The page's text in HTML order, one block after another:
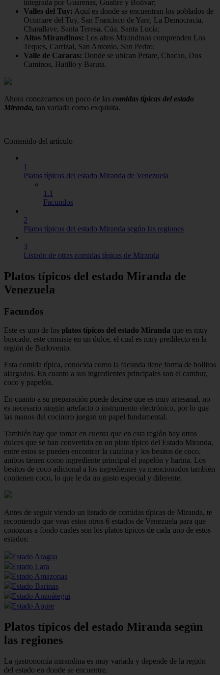
integrada por Guarenas, Guatire y Bolívar;
Valles del Tuy: Aquí es donde se encuentran los poblados de
Ocumare del Tuy, San Francisco de Yare, La Democracia,
Charallave, Santa Teresa, Cúa, Santa Lucía;
Altos Mirandinos: Los altos Mirandinos comprenden Los
Teques, Carrizal, San Antonio, San Pedro;
Valle de Caracas: Donde se ubican Petare, Chacao, Dos
Caminos, Hatillo y Baruta.
Ahora conozcamos un poco de las comidas típicas del estado
Miranda, tan variada como exquisita.
Contenido del artículo
1
Platos típicos del estado Miranda de Venezuela
1.1
Facundos
2
Platos típicos del estado Miranda según las regiones
3
Listado de otras comidas típicas de Miranda
Platos típicos del estado Miranda de
Venezuela
Facundos
Este es uno de los platos típicos del estado Miranda que es muy
buscado, este consiste en un dulce, el cual es muy predilecto en la
región de Barlovento.
Esta comida típica, conocida como la facunda tiene forma de bollitos
alargados. En cuanto a sus ingredientes principales son el cambur,
coco y papelón.
En cuanto a su preparación puede decirse que es muy artesanal, no
es necesario ningún artefacto o instrumento electrónico, por lo que
las manos del cocinero juegan un papel fundamental.
También hay que tomar en cuenta que en esta región hay otros
dulces que se han convertido en un plato típico del Estado Miranda,
entre estos se pueden encontrar la catalina y los besitos de coco,
ambos tienen como ingrediente principal el papelón y harina. Los
besitos de coco adicional a los ingredientes ya mencionados también
contienen coco, lo que le da un gusto especial y diferente.
Antes de seguir viendo un listado de comidas típicas de Miranda, te
recomiendo que veas estos otros 6 estados de Venezuela para que
conozcas a fondo cuales son los platos típicos de cada uno de estos
estados:
Estado Aragua
Estado Lara
Estado Amazonas
Estado Barinas
Estado Anzoátegui
Estado Apure
Platos típicos del estado Miranda según
las regiones
La gastronomía mirandina es muy variada y depende de la región
del estado en donde se encuentre.